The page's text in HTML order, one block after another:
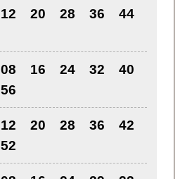
12 20 28 36
44
08 16 24 32
40
56
12 20 28 36
42
52